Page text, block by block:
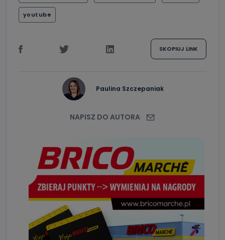
youtube
SKOPIUJ LINK
Paulina Szczepaniak
NAPISZ DO AUTORA